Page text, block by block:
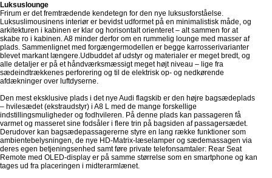
Luksuslounge
Frirum er det fremtrædende kendetegn for den nye luksusforståelse.
Luksuslimousinens interiør er bevidst udformet på en minimalistisk måde, og
arkitekturen i kabinen er klar og horisontalt orienteret – alt sammen for at
skabe ro i kabinen. A8 minder derfor om en rummelig lounge med masser af
plads. Sammenlignet med forgængermodellen er begge karrosserivarianter
blevet markant længere.Udbuddet af udstyr og materialer er meget bredt, og
alle detaljer er på et håndværksmæssigt meget højt niveau – lige fra
sædeindtrækkenes perforering og til de elektrisk op- og nedkørende
afdækninger over luftdyserne.
Den mest eksklusive plads i det nye Audi flagskib er den højre bagsædeplads
– hvilesædet (ekstraudstyr) i A8 L med de mange forskellige
indstillingsmuligheder og fodhvileren. På denne plads kan passageren få
varmet og masseret sine fodsåler i flere trin på bagsiden af passagersædet.
Derudover kan bagsædepassagererne styre en lang række funktioner som
ambientebelysningen, de nye HD-Matrix-læselamper og sædemassagen via
deres egen betjeningsenhed samt føre private telefonsamtaler: Rear Seat
Remote med OLED-display er på samme størrelse som en smartphone og kan
tages ud fra placeringen i midterarmlænet.